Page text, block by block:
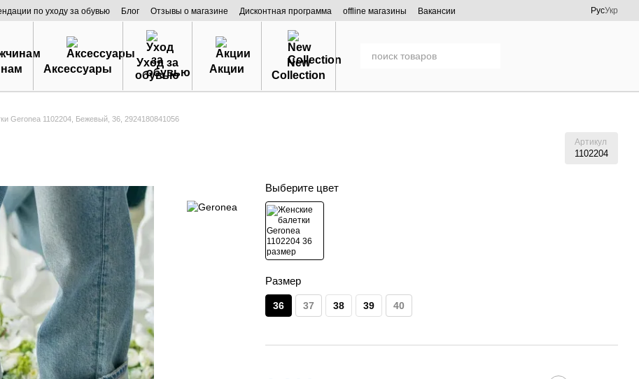
по уходу за обувью Блог Отзывы о магазине Дисконтная программа offline магазины
Вакансии
РусУкр
Аксессуары
Уход за
обувью
Акции
New
Collection
Geronea 1102204, Бежевый, 36, 2924180841056
Артикул
1102204
Выберите цвет
Размер
36 37 38 39 40